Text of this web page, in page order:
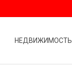
НЕДВИЖИМОСТЬ